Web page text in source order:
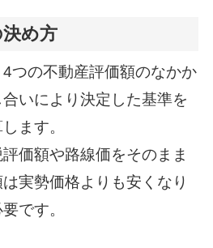
め方
つの不動産評価額のなかか
いにより決定した基準を
ます。
価額や路線価をそのまま
実勢価格よりも安くなり
です。